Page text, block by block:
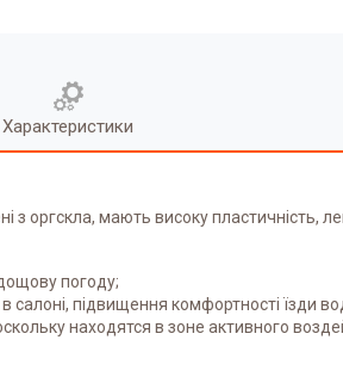
Характеристики
з оргскла, мають високу пластичність,
погоду;
підвищення комфортності їзди
находятся в зоне активного